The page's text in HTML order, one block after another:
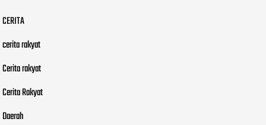
CERITA
cerita rakyat
Cerita rakyat
Cerita Rakyat
Daerah